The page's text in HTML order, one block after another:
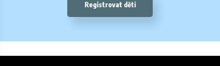
Registrovat děti